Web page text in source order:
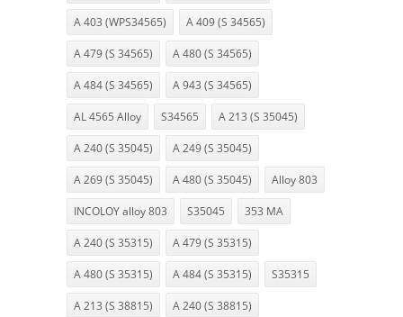
A 403 (WPS34565) A 409 (S 34565)
A 479 (S 34565) A 480 (S 34565)
A 484 (S 34565) A 943 (S 34565)
AL 4565 Alloy S34565 A 213 (S 35045)
A 240 (S 35045) A 249 (S 35045)
A 269 (S 35045) A 480 (S 35045) Alloy 803
INCOLOY alloy 803 S35045 353 MA
A 240 (S 35315) A 479 (S 35315)
A 480 (S 35315) A 484 (S 35315) S35315
A 213 (S 38815) A 240 (S 38815)